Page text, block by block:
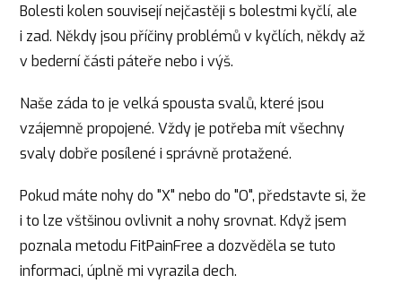
Bolesti kolen souvisejí nejčastěji s bolestmi kyčlí, ale
i zad. Někdy jsou příčiny problémů v kyčlích, někdy až
v bederní části páteře nebo i výš.
Naše záda to je velká spousta svalů, které jsou
vzájemně propojené. Vždy je potřeba mít všechny
svaly dobře posílené i správně protažené.
Pokud máte nohy do "X" nebo do "O", představte si, že
i to lze vštšinou ovlivnit a nohy srovnat. Když jsem
poznala metodu FitPainFree a dozvěděla se tuto
informaci, úplně mi vyrazila dech.